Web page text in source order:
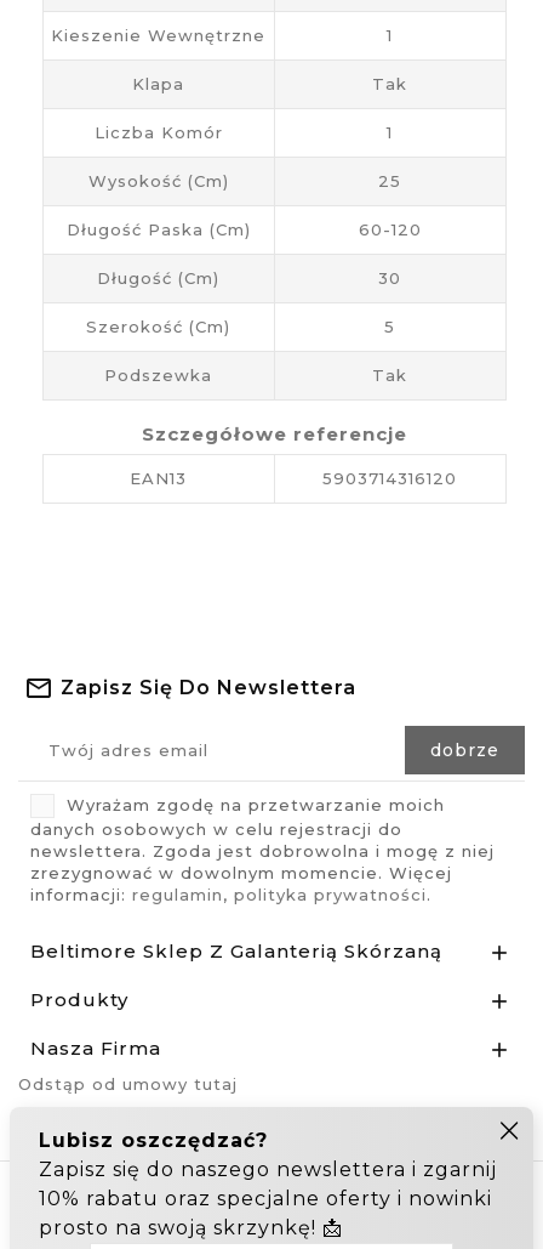
Kieszenie Wewnętrzne 1
Klapa Tak
Liczba Komór 1
Wysokość (cm) 25
Długość Paska (cm) 60-120
Długość (cm) 30
Szerokość (cm) 5
Podszewka Tak
Szczegółowe referencje
EAN13 5903714316120
Zapisz Się Do Newslettera
Wyrażam zgodę na przetwarzanie moich
danych osobowych w celu rejestracji do
newslettera. Zgoda jest dobrowolna i mogę z niej
zrezygnować w dowolnym momencie. Więcej
informacji: regulamin, polityka prywatności.
Beltimore Sklep Z Galanterią Skórzaną 
Produkty 
Nasza Firma 
Odstąp od umowy tutaj
Zakupy hurtowe:Hurtownia Galanterii